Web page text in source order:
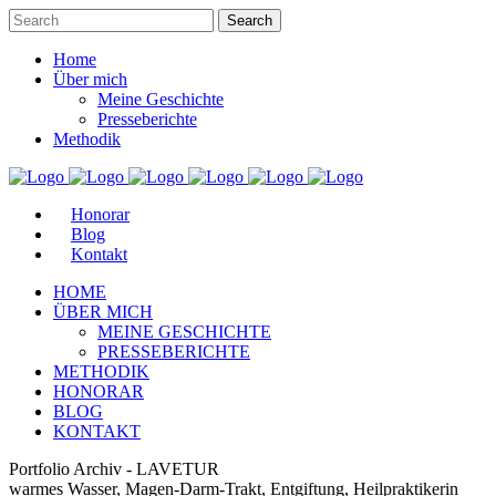
Home
Über mich
Meine Geschichte
Presseberichte
Methodik
Honorar
Blog
Kontakt
HOME
ÜBER MICH
MEINE GESCHICHTE
PRESSEBERICHTE
METHODIK
HONORAR
BLOG
KONTAKT
Portfolio Archiv - LAVETUR
warmes Wasser, Magen-Darm-Trakt, Entgiftung, Heilpraktikerin